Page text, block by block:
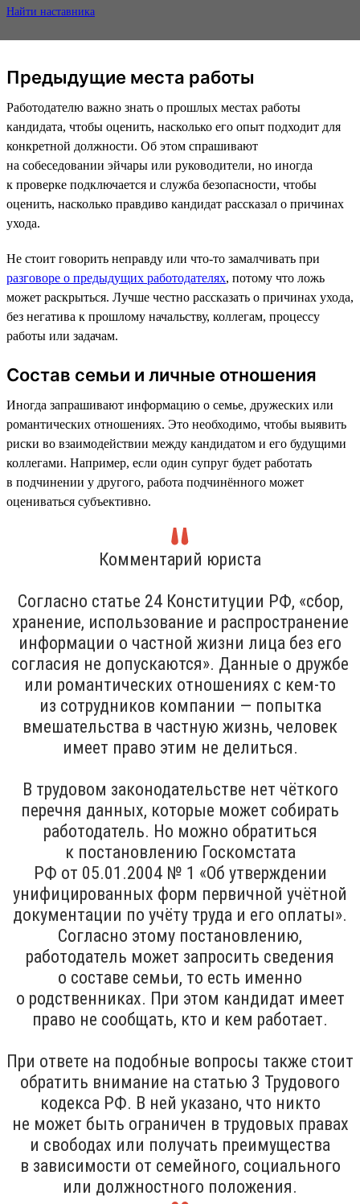
Найти наставника
Предыдущие места работы
Работодателю важно знать о прошлых местах работы
кандидата, чтобы оценить, насколько его опыт подходит для
конкретной должности. Об этом спрашивают
на собеседовании эйчары или руководители, но иногда
к проверке подключается и служба безопасности, чтобы
оценить, насколько правдиво кандидат рассказал о причинах
ухода.
Не стоит говорить неправду или что-то замалчивать при
разговоре о предыдущих работодателях, потому что ложь
может раскрыться. Лучше честно рассказать о причинах ухода,
без негатива к прошлому начальству, коллегам, процессу
работы или задачам.
Состав семьи и личные отношения
Иногда запрашивают информацию о семье, дружеских или
романтических отношениях. Это необходимо, чтобы выявить
риски во взаимодействии между кандидатом и его будущими
коллегами. Например, если один супруг будет работать
в подчинении у другого, работа подчинённого может
оцениваться субъективно.
Комментарий юриста
Согласно статье 24 Конституции РФ, «сбор,
хранение, использование и распространение
информации о частной жизни лица без его
согласия не допускаются». Данные о дружбе
или романтических отношениях с кем-то
из сотрудников компании — попытка
вмешательства в частную жизнь, человек
имеет право этим не делиться.
В трудовом законодательстве нет чёткого
перечня данных, которые может собирать
работодатель. Но можно обратиться
к постановлению Госкомстата
РФ от 05.01.2004 № 1 «Об утверждении
унифицированных форм первичной учётной
документации по учёту труда и его оплаты».
Согласно этому постановлению,
работодатель может запросить сведения
о составе семьи, то есть именно
о родственниках. При этом кандидат имеет
право не сообщать, кто и кем работает.
При ответе на подобные вопросы также стоит
обратить внимание на статью 3 Трудового
кодекса РФ. В ней указано, что никто
не может быть ограничен в трудовых правах
и свободах или получать преимущества
в зависимости от семейного, социального
или должностного положения.